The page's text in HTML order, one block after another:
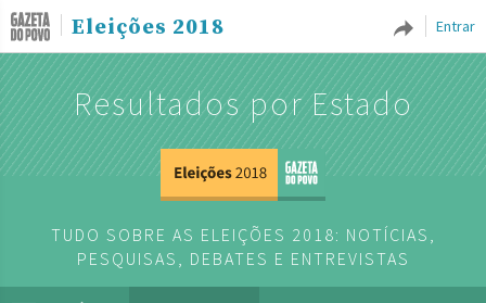
Entrar
Eleições 2018
Resultados por Estado
TUDO SOBRE AS ELEIÇÕES 2018: NOTÍCIAS,
PESQUISAS, DEBATES E ENTREVISTAS